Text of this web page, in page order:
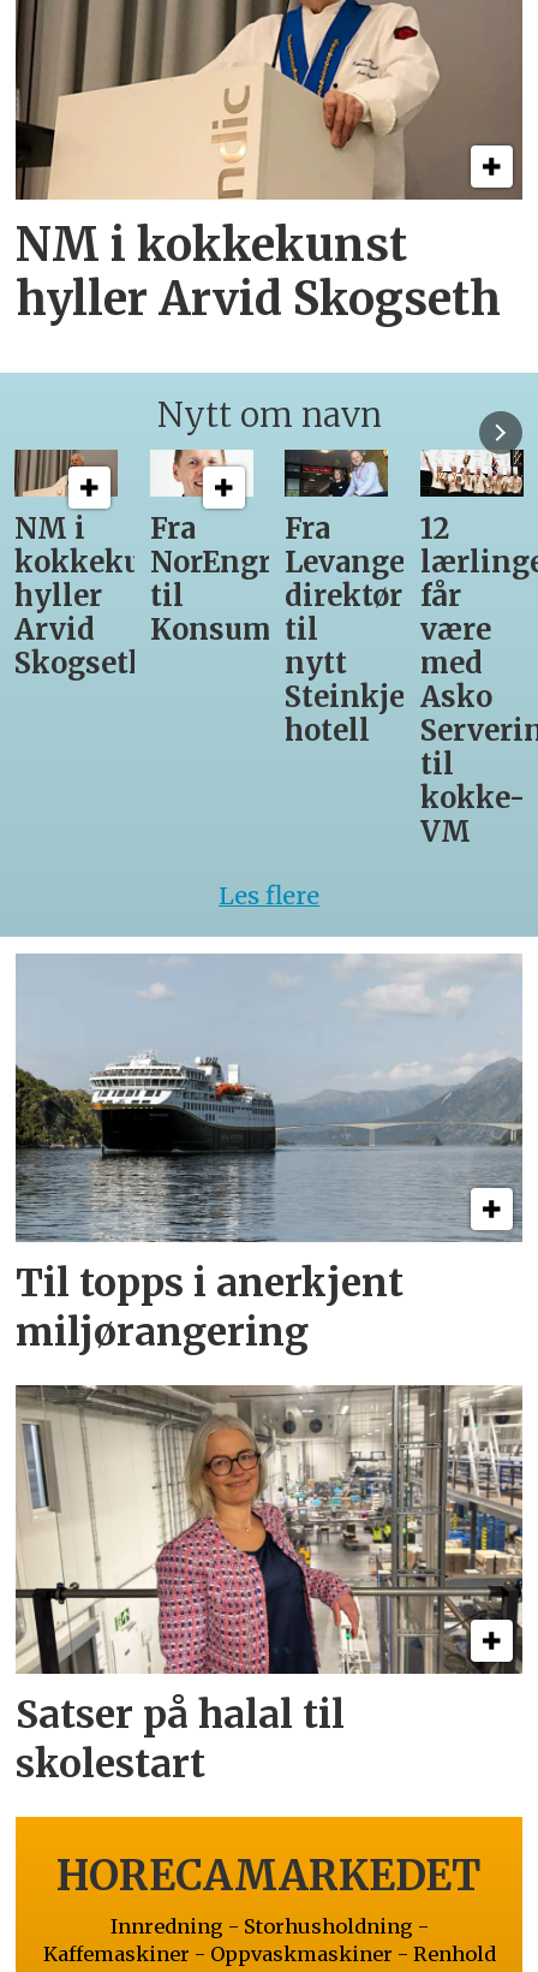
NM i kokkekunst
hyller Arvid Skogseth
Nytt om navn
NM i
kokkekunst
hyller
Arvid
Skogseth
Fra
NorEngros
til
Konsumgruppen
Fra
Levanger-
direktør
til
nytt
Steinkjer-
hotell
12
får
være
med
Asko
til
kokke-
VM
Les flere
Til topps i anerkjent
miljørangering
Satser på halal til
skolestart
HORECAMARKEDET
Innredning - Storhusholdning -
Kaffemaskiner - Oppvaskmaskiner - Renhold